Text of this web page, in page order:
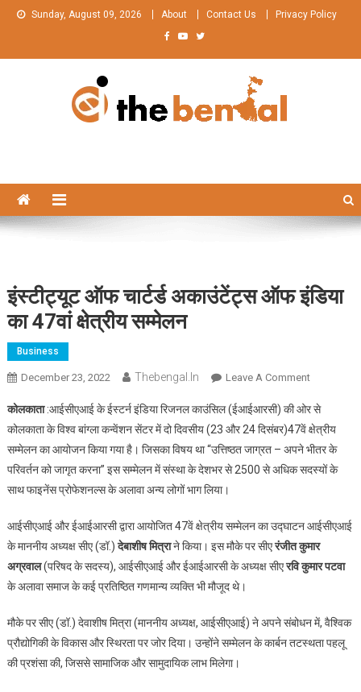
Skip
Sunday, August 09, 2026 About Contact Us Privacy Policy
इंस्टीट्यूट ऑफ चार्टर्ड अकाउंटेंट्स ऑफ इंडिया
का 47वां क्षेत्रीय सम्मेलन
Business
December 23, 2022 Thebengal.in Leave A CommentOn
ऑफ
चार्टर्ड
अकाउंटेंट्स
ऑफ
47वां
क्षेत्रीय
सम्मेलन
कोलकाता:आईसीएआई के ईस्टर्न इंडिया रिजनल काउंसिल (ईआईआरसी) की ओर से
कोलकाता के विश्व बांग्ला कन्वेंशन सेंटर में दो दिवसीय (23 और 24 दिसंबर)47वें क्षेत्रीय
सम्मेलन का आयोजन किया गया है। जिसका विषय था “उत्तिष्ठत जाग्रत – अपने भीतर के
परिवर्तन को जागृत करना” इस सम्मेलन में संस्था के देशभर से 2500 से अधिक सदस्यों के
साथ फाइनेंस प्रोफेशनल्स के अलावा अन्य लोगों भाग लिया।
आईसीएआई और ईआईआरसी द्वारा आयोजित 47वें क्षेत्रीय सम्मेलन का उद्घाटन आईसीएआई
के माननीय अध्यक्ष सीए (डॉ.)देबाशीष मित्राने किया। इस मौके पर सीएरंजीत कुमार
अग्रवाल(परिषद के सदस्य), आईसीएआई और ईआईआरसी के अध्यक्ष सीएरवि कुमार पटवा
के अलावा समाज के कई प्रतिष्ठित गणमान्य व्यक्ति भी मौजूद थे।
मौके पर सीए (डॉ.) देवाशीष मित्रा (माननीय अध्यक्ष, आईसीएआई) ने अपने संबोधन में, वैश्विक
प्रौद्योगिकी के विकास और स्थिरता पर जोर दिया। उन्होंने सम्मेलन के कार्बन तटस्थता पहलू
की प्रशंसा की, जिससे सामाजिक और सामुदायिक लाभ मिलेगा।